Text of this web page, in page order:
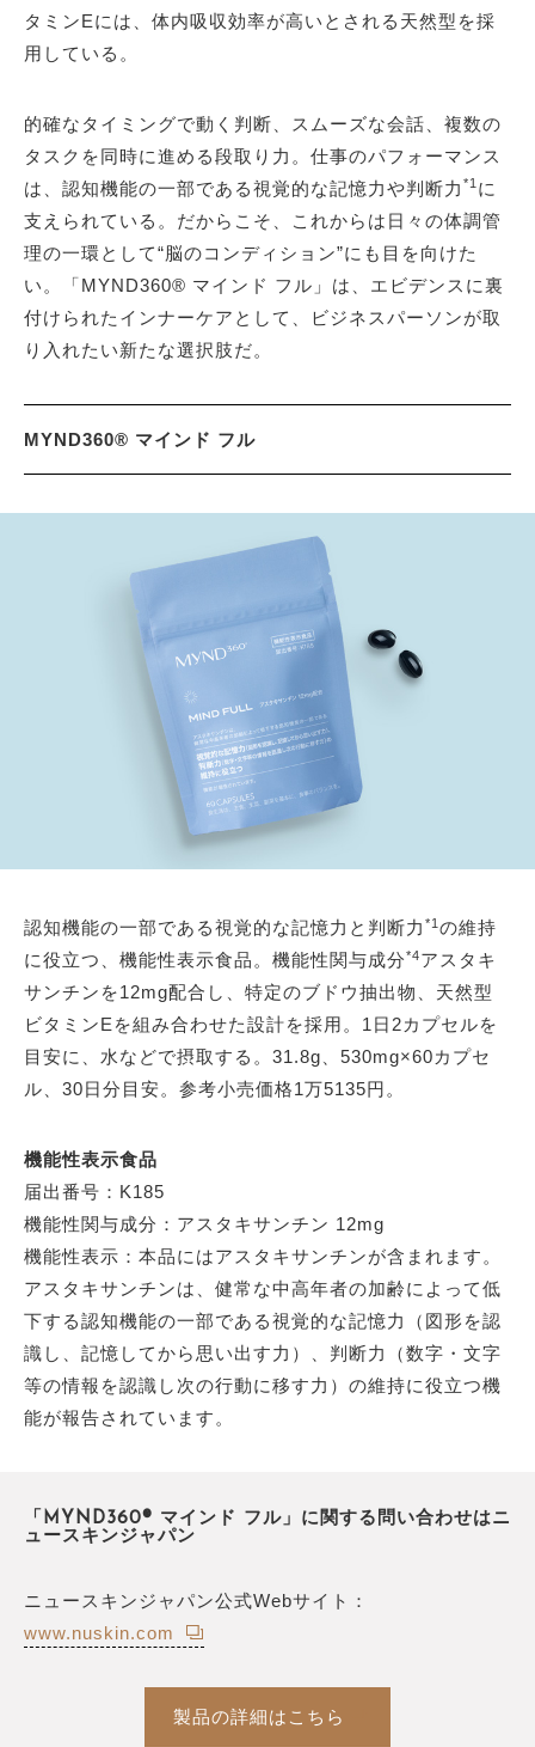
タミンEには、体内吸収効率が高いとされる天然型を採
用している。
的確なタイミングで動く判断、スムーズな会話、複数の
タスクを同時に進める段取り力。仕事のパフォーマンス
は、認知機能の一部である視覚的な記憶力や判断力 *1 に
支えられている。だからこそ、これからは日々の体調管
理の一環として“脳のコンディション”にも目を向けた
い。「MYND360® マインド フル」は、エビデンスに裏
付けられたインナーケアとして、ビジネスパーソンが取
り入れたい新たな選択肢だ。
MYND360® マインド フル
認知機能の一部である視覚的な記憶力と判断力 *1 の維持
に役立つ、機能性表示食品。機能性関与成分*4アスタキ
サンチンを12mg配合し、特定のブドウ抽出物、天然型
ビタミンEを組み合わせた設計を採用。1日2カプセルを
目安に、水などで摂取する。31.8g、530mg×60カプセ
ル、30日分目安。参考小売価格1万5135円。
機能性表示食品
届出番号：K185
機能性関与成分：アスタキサンチン 12mg
機能性表示：本品にはアスタキサンチンが含まれます。
アスタキサンチンは、健常な中高年者の加齢によって低
下する認知機能の一部である視覚的な記憶力（図形を認
識し、記憶してから思い出す力）、判断力（数字・文字
等の情報を認識し次の行動に移す力）の維持に役立つ機
能が報告されています。
「MYND360® マインド フル」に関する問い合わせはニ
ュースキンジャパン
ニュースキンジャパン公式Webサイト：
www.nuskin.com
製品の詳細はこちら